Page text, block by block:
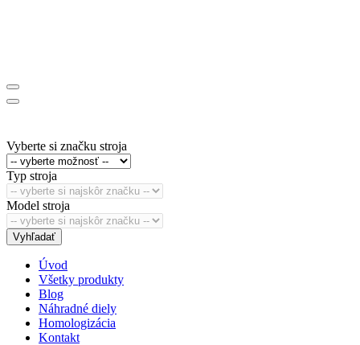
Vyberte si značku stroja
Typ stroja
Model stroja
Vyhľadať
Úvod
Všetky produkty
Blog
Náhradné diely
Homologizácia
Kontakt